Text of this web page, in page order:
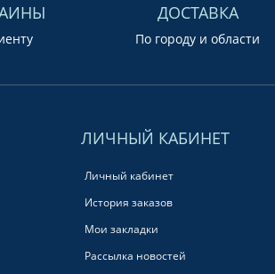
ДОСТАВКА
По городу и области
ЛИЧНЫЙ КАБИНЕТ
Личный кабинет
История заказов
Мои закладки
Рассылка новостей